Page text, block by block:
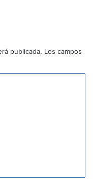
publicada. Los campos